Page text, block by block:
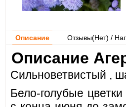
Описание Отзывы(Нет) /
Описание
Сильноветвистый ,
Бело-голубые